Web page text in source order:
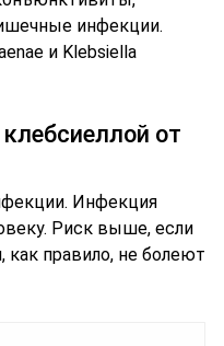
инфекции.
и Klebsiella
от
Инфекция
Риск выше, если
правило, не болеют